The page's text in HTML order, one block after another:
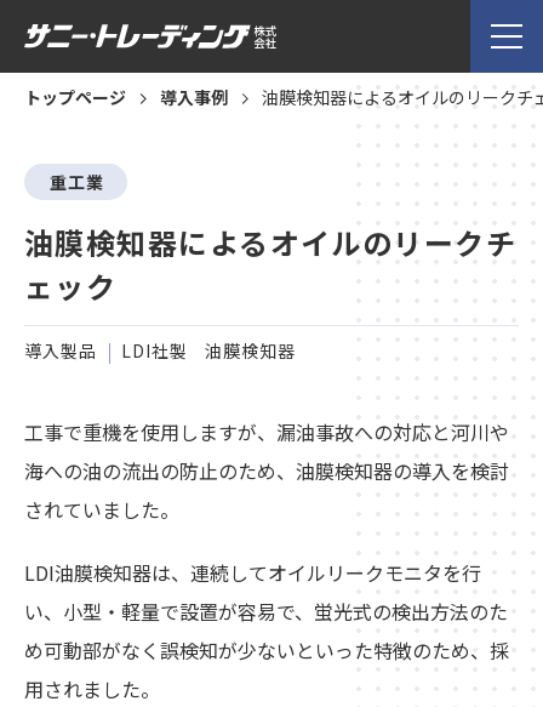
トップページ 導入事例 油膜検知器によるオイルのリークチ
重工業
油膜検知器によるオイルのリークチ
ェック
導入製品 LDI社製 油膜検知器
工事で重機を使用しますが、漏油事故への対応と河川や
海への油の流出の防止のため、油膜検知器の導入を検討
されていました。
LDI油膜検知器は、連続してオイルリークモニタを行
い、小型・軽量で設置が容易で、蛍光式の検出方法のた
め可動部がなく誤検知が少ないといった特徴のため、採
用されました。